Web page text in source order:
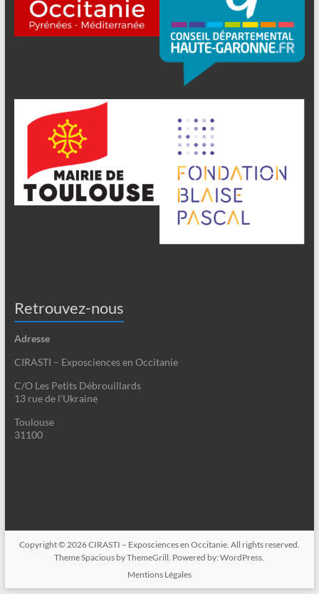
Retrouvez-nous
Adresse
CIRASTI – Exposciences en Occitanie
C/O Les Petits Débrouillards
13 rue de l’Ukraine
Toulouse
31100
Copyright © 2026CIRASTI – Exposciences en Occitanie. All rights reserved.
ThemeSpacious by ThemeGrill. Powered by:WordPress
Mentions Légales